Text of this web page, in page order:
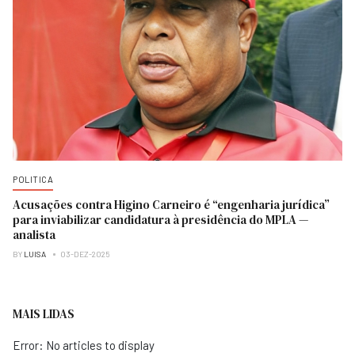
POLITICA
Acusações contra Higino Carneiro é “engenharia jurídica”
para inviabilizar candidatura à presidência do MPLA —
analista
BY LUISA 03-DEZ-2025
MAIS LIDAS
Error: No articles to display